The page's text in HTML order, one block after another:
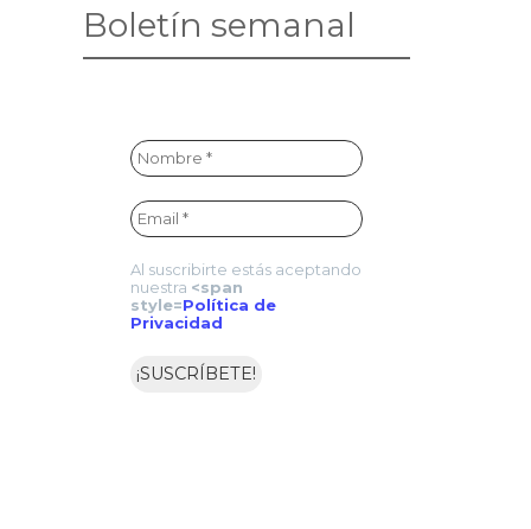
Boletín semanal
Al suscribirte estás aceptando
nuestra <span
style=Política de
Privacidad